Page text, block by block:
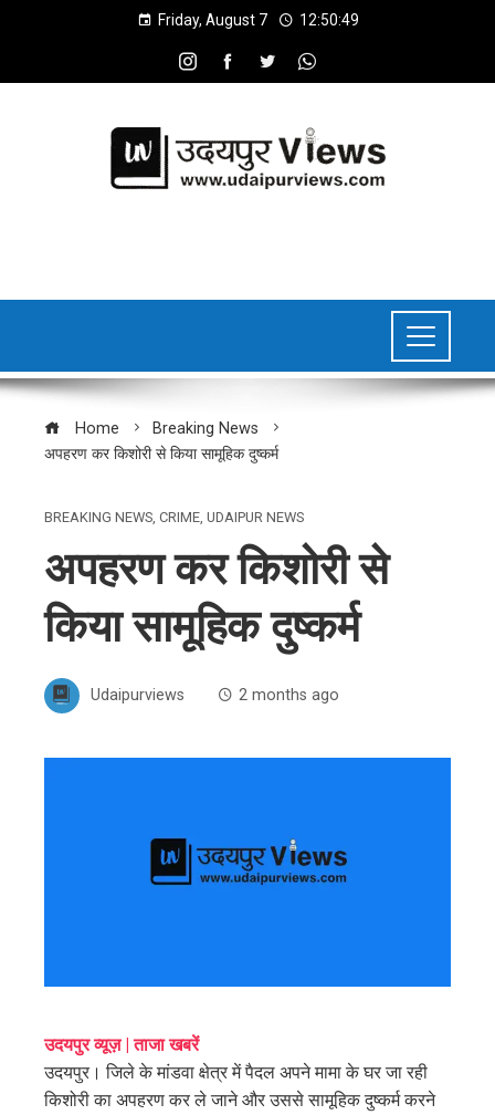
Friday, August 7 12:50:50
Home
Breaking News
अपहरण कर किशोरी से किया सामूहिक दुष्कर्म
BREAKING NEWS, CRIME, UDAIPUR NEWS
अपहरण कर किशोरी से
किया सामूहिक दुष्कर्म
Udaipurviews 2 months ago
उदयपुर व्यूज़ | ताजा खबरें
उदयपुर। जिले के मांडवा क्षेत्र में पैदल अपने मामा के घर जा रही
किशोरी का अपहरण कर ले जाने और उससे सामूहिक दुष्कर्म करने